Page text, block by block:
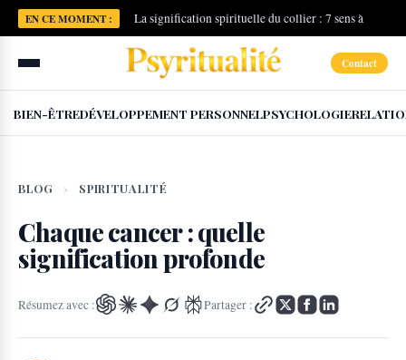
EN CE MOMENT :
La signification spirituelle du collier : 7 sens à
connaître
Contact
BIEN-ÊTREDÉVELOPPEMENT PERSONNELPSYCHOLOGIE
BLOG › SPIRITUALITÉ
Chaque cancer : quelle
signification profonde
Résumez avec : Partager :